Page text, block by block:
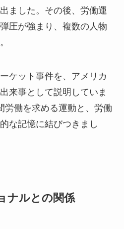
ました。その後、労働運
圧が強まり、複数の人物
ケット事件を、アメリカ
来事として説明していま
労働を求める運動と、労働
な記憶に結びつきまし
ナルとの関係